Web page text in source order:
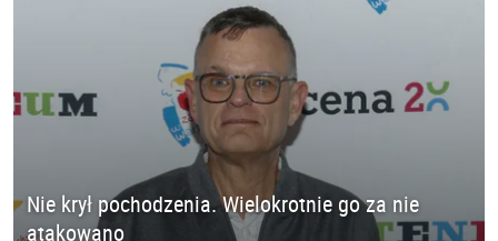
Nie krył pochodzenia. Wielokrotnie go za nie
atakowano